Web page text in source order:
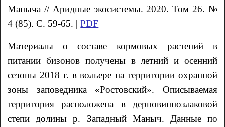
Маныча // Аридные экосистемы. 2020. Том 26. №
4 (85). С. 59-65. |PDF
Материалы о составе кормовых растений в
питании бизонов получены в летний и осенний
сезоны 2018 г. в вольере на территории охранной
зоны заповедника «Ростовский». Описываемая
территория расположена в дерновиннозлаковой
степи долины р. Западный Маныч. Данные по